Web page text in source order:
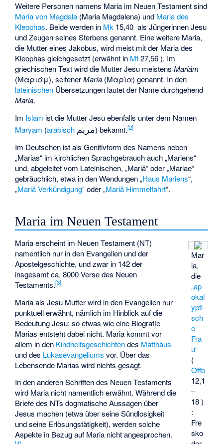
Weitere Personen namens Maria im Neuen Testament sind
Maria von Magdala (Maria Magdalena) und Maria des
Kleophas. Beide werden in Mk 15,40 als Jüngerinnen Jesu
und Zeugen seines Sterbens genannt. Eine weitere Maria,
die Mutter eines Jakobus, wird meist mit der Maria des
Kleophas gleichgesetzt (erwähnt in Mt27,56 ). Im
griechischen Text wird die Mutter Jesu meistensMariám
(Μαριάμ), seltenerMaría (Μαρία) genannt. In den
lateinischen Übersetzungen lautet der Name durchgehend
Maria.
Im Islam ist die Mutter Jesu ebenfalls unter dem Namen
Maryam (arabisch مريم) bekannt.[2]
Im Deutschen ist als Genitivform des Namens neben
„Marias“ im kirchlichen Sprachgebrauch auch „Mariens“
und, abgeleitet vom Lateinischen, „Mariä“ oder „Mariae“
gebräuchlich, etwa in den Wendungen „Haus Mariens“,
„Mariä Verkündigung“ oder „Mariä Himmelfahrt“.
Maria im Neuen Testament
Mar
ia,
die
„ap
okal
ypti
sch
e
Fra
u“
(
Offb
12,1
–
18 )
:
Fre
sko
Maria erscheint im Neuen Testament (NT)
namentlich nur in den Evangelien und der
Apostelgeschichte, und zwar in 142 der
insgesamt ca. 8000 Verse des Neuen
Testaments.[3]
Maria als Jesu Mutter wird in den Evangelien nur
punktuell erwähnt, nämlich im Hinblick auf die
Bedeutung Jesu; so etwas wie eine Biografie
Marias entsteht dabei nicht. Maria kommt vor
allem in den Kindheitsgeschichtendes Matthäus-
und des Lukasevangeliums vor. Über das
Lebensende Marias wird nichts gesagt.
In den anderen Schriften des Neuen Testaments
wird Maria nicht namentlich erwähnt. Während die
Briefe des NTs dogmatische Aussagen über
Jesus machen (etwa über seine Sündlosigkeit
und seine Erlösungstätigkeit), werden solche
Aspekte in Bezug auf Maria nicht angesprochen.